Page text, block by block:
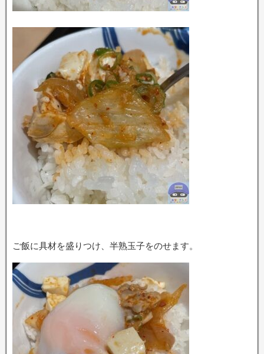
ご飯に具材を盛りつけ、半熟玉子をのせます。